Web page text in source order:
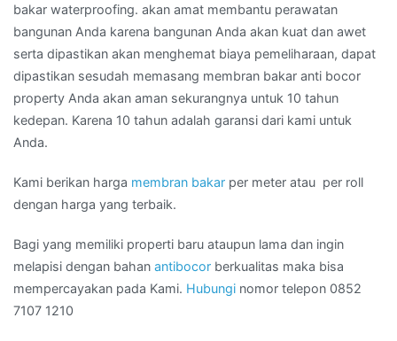
bakar waterproofing. akan amat membantu perawatan
bangunan Anda karena bangunan Anda akan kuat dan awet
serta dipastikan akan menghemat biaya pemeliharaan, dapat
dipastikan sesudah memasang membran bakar anti bocor
property Anda akan aman sekurangnya untuk 10 tahun
kedepan. Karena 10 tahun adalah garansi dari kami untuk
Anda.
Kami berikan harga membran bakar per meter atau per roll
dengan harga yang terbaik.
Bagi yang memiliki properti baru ataupun lama dan ingin
melapisi dengan bahan antibocor berkualitas maka bisa
mempercayakan pada Kami. Hubungi nomor telepon 0852
7107 1210